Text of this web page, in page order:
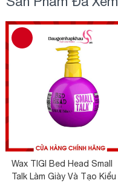
Wax TIGI Bed Head Small
Talk Làm Giày Và Tạo Kiểu